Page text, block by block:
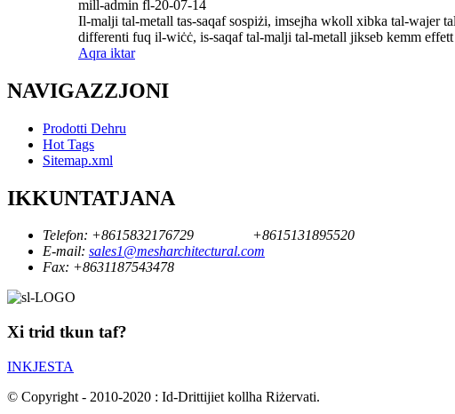
mill-admin fl-20-07-14
Il-malji tal-metall tas-saqaf sospiżi, imsejħa wkoll xibka tal-wajer
differenti fuq il-wiċċ, is-saqaf tal-malji tal-metall jikseb kemm
Aqra iktar
NAVIGAZZJONI
Prodotti Dehru
Hot Tags
Sitemap.xml
IKKUNTATJANA
Telefon: +8615832176729
+8615131895520
E-mail: sales1@mesharchitectural.com
Fax: +8631187543478
Xi trid tkun taf?
INKJESTA
© Copyright - 2010-2020 : Id-Drittijiet kollha Riżervati.